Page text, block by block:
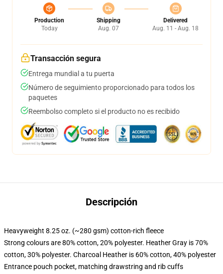
Production
Today
Shipping
Aug. 07
Delivered
Aug. 11 - Aug. 18
Transacción segura
Entrega mundial a tu puerta
Número de seguimiento proporcionado para todos los
paquetes
Reembolso completo si el producto no es recibido
Descripción
Heavyweight 8.25 oz. (~280 gsm) cotton-rich fleece
Strong colours are 80% cotton, 20% polyester. Heather Gray is 70%
cotton, 30% polyester. Charcoal Heather is 60% cotton, 40% polyester
Entrance pouch pocket, matching drawstring and rib cuffs